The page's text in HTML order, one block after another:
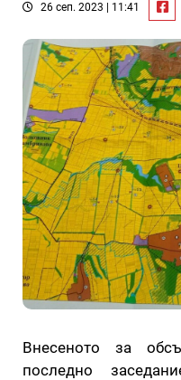
26 сеп. 2023 | 11:41
Внесеното за
последно